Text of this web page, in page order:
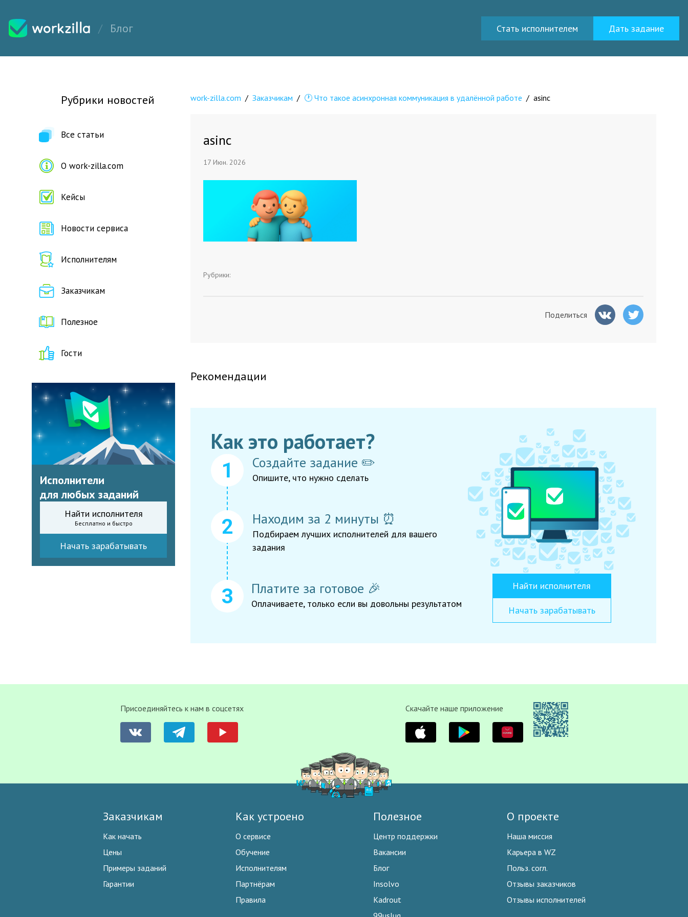
Блог Стать исполнителем Дать задание
Рубрики новостей
Все статьи
О work-zilla.com
Кейсы
Новости сервиса
Исполнителям
Заказчикам
Полезное
Гости
Исполнители
для любых заданий
Найти исполнителя
Бесплатно и быстро
Начать зарабатывать
work-zilla.com / Заказчикам / 🕐 Что такое асинхронная коммуникация в удалённой работе / asinc
asinc
17 Июн. 2026
Рубрики:
Поделиться
Рекомендации
Как это работает?
Создайте задание ✏️
Опишите, что нужно сделать
Находим за 2 минуты ⏰
Подбираем лучших исполнителей для вашего
задания
Платите за готовое 🎉
Оплачиваете, только если вы довольны результатом
Найти исполнителя
Начать зарабатывать
Присоединяйтесь к нам в соцсетях Скачайте наше приложение
Заказчикам
Как начать
Цены
Примеры заданий
Гарантии
Как устроено
О сервисе
Обучение
Исполнителям
Партнёрам
Правила
Полезное
Центр поддержки
Вакансии
Блог
Insolvo
Kadrout
О проекте
Наша миссия
Карьера в WZ
Польз. согл.
Отзывы заказчиков
Отзывы исполнителей